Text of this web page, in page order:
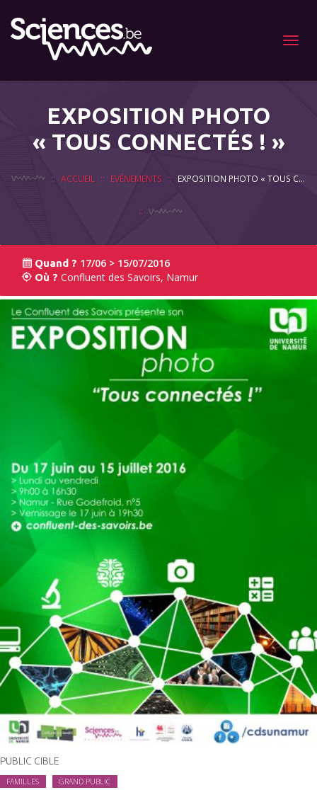
Menu
EXPOSITION PHOTO
« TOUS CONNECTÉS ! »
ACCUEIL EVÉNEMENTS EXPOSITION PHOTO « TOUS CONNECTÉS ! »
Quand ? 17/06 > 15/07/2016
Où ? Confluent des Savoirs, Namur
PUBLIC CIBLE
FAMILLES GRAND PUBLIC